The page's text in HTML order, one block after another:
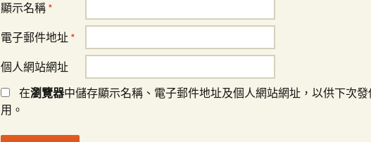
顯示名稱 *
電子郵件地址 *
個人網站網址
在瀏覽器中儲存顯示名稱、電子郵件地址及個人網站網址，以供下次
用。